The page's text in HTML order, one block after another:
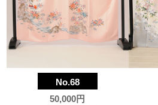
No.68
50,000円